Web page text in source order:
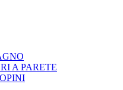
A PARETE